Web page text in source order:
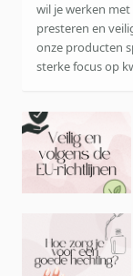
wil je werken
presteren en
onze producten
sterke focus op